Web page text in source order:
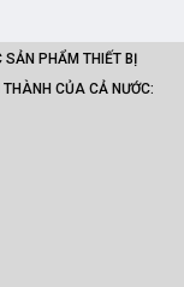
SẢN PHẨM THIẾT BỊ
CỦA CẢ NƯỚC: